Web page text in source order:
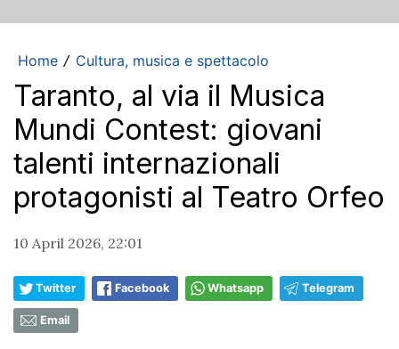
Home / Cultura, musica e spettacolo
Taranto, al via il Musica
Mundi Contest: giovani
talenti internazionali
protagonisti al Teatro Orfeo
10 April 2026, 22:01
Twitter Facebook Whatsapp Telegram
Email